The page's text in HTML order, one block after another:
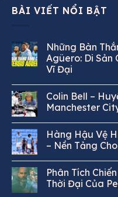
BÀI VIẾT NỔI BẬT
Những Bàn
Agüero: Di Sản
Vĩ Đại
Colin Bell –
Manchester
Hàng Hậu Vệ
– Nền Tảng
Phân Tích
Thời Đại Của